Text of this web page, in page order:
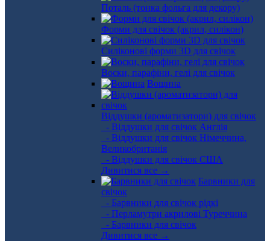
Поталь (тонка фольга для декору)
Форми для свічок (акрил, силікон)
Силіконові форми 3D для свічок
Воски, парафіни, гелі для свічок
Вощина
Віддушки (ароматизатори) для свічок
- Віддушки для свічок Англія
- Віддушки для свічок Німеччина,
Великобританія
- Віддушки для свічок США
Дивитися все →
Барвники для
свічок
- Барвники для свічок рідкі
- Перламутри акрилові Туреччина
- Барвники для свічок
Дивитися все →